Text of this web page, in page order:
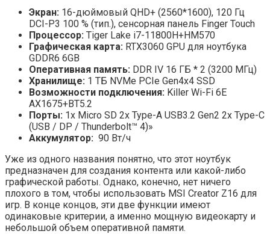
Экран: 16-дюймовый QHD+ (2560*1600), 120 Гц
DCI-P3 100 % (тип.), сенсорная панель Finger Touch
Процессор: Tiger Lake i7-11800H+HM570
Графическая карта: RTX3060 GPU для ноутбука
GDDR6 6GB
Оперативная память: DDR IV 16 ГБ * 2 (3200 МГц)
Хранилище: 1 ТБ NVMe PCIe Gen4x4 SSD
Возможности подключения: Killer Wi-Fi 6E
AX1675+BT5.2
Порты: 1x Micro SD 2x Type-A USB3.2 Gen2 2x Type-C
(USB / DP / Thunderbolt™ 4)»
Аккумулятор: 90 Вт/ч
Уже из одного названия понятно, что этот ноутбук
предназначен для создания контента или какой-либо
графической работы. Однако, конечно, нет ничего
плохого в том, чтобы использовать MSI Creator Z16 для
игр. В конце концов, эти две функции имеют
одинаковые критерии, а именно мощную видеокарту и
небольшой объем оперативной памяти.